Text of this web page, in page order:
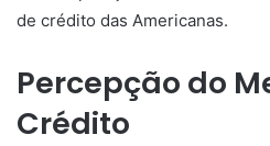
de crédito das Americanas.
Percepção do
Crédito